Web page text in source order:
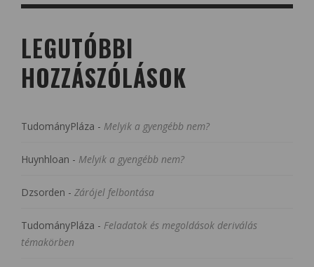
LEGUTÓBBI
HOZZÁSZÓLÁSOK
TudományPláza - Melyik a gyengébb nem?
Huynhloan - Melyik a gyengébb nem?
Dzsorden - Zárójel felbontása
TudományPláza - Feladatok és megoldások deriválás
témakörben